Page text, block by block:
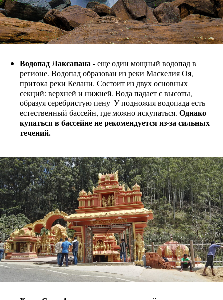
Водопад Лаксапана- еще один мощный водопад в
регионе. Водопад образован из реки Маскелия Оя,
притока реки Келани. Состоит из двух основных
секций: верхней и нижней. Вода падает с высоты,
образуя серебристую пену. У подножия водопада есть
естественный бассейн, где можно искупаться. Однако
купаться в бассейне не рекомендуется из-за сильных
течений.